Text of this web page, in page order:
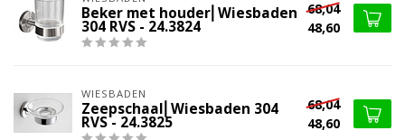
Beker met houder⎢Wiesbaden
304 RVS - 24.3824
68,04
48,60
WIESBADEN
Zeepschaal⎢Wiesbaden 304
RVS - 24.3825
68,04
48,60